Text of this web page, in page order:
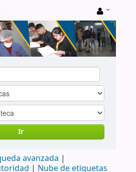
Ir
avanzada
Nube de etiquetas